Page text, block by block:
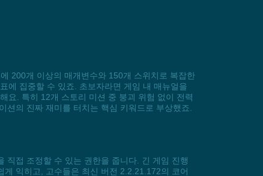
200개 이상의 매개변수와 150개 스위치로 복잡한
에 집중할 수 있죠. 초보자라면 게임 내 매뉴얼을
요. 특히 12개 스토리 미션 중 붕괴 위험 없이 전력
의 진짜 재미를 터치는 핵심 키워드로 부상했죠.
직접 조정할 수 있는 권한을 줍니다. 긴 게임 진행
익히고, 고수들은 최신 버전 2.2.21.172의 코어